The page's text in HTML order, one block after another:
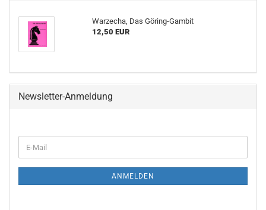
Warzecha, Das Göring-Gambit
12,50 EUR
Newsletter-Anmeldung
ZUR
E-
Mail
ANMELDEN